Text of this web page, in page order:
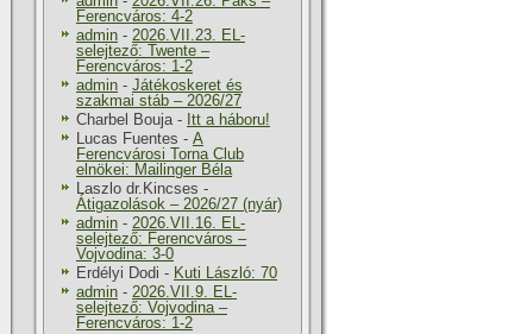
Ferencváros: 4-2
admin - 2026.VII.23. EL-
selejtező: Twente –
Ferencváros: 1-2
admin - Játékoskeret és
szakmai stáb – 2026/27
Charbel Bouja- Itt a háboru!
Lucas Fuentes - A
Ferencvárosi Torna Club
elnökei: Mailinger Béla
Laszlo dr.Kincses -
Átigazolások – 2026/27 (nyár)
admin - 2026.VII.16. EL-
selejtező: Ferencváros –
Vojvodina: 3-0
Erdélyi Dodi - Kuti László: 70
admin - 2026.VII.9. EL-
selejtező: Vojvodina –
Ferencváros: 1-2